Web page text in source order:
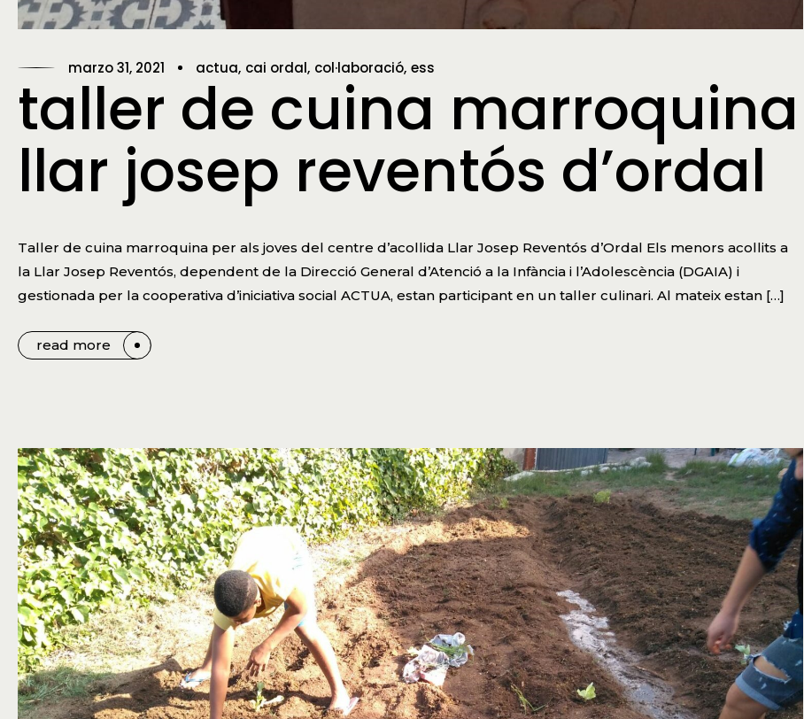
marzo 31, 2021 actua cai ordal col·laboració ess
taller de cuina marroquina
llar josep reventós d’ordal
Taller de cuina marroquina per als joves del centre d’acollida Llar Josep Reventós d’Ordal Els menors acollits a
la Llar Josep Reventós, dependent de la Direcció General d’Atenció a la Infància i l’Adolescència (DGAIA) i
gestionada per la cooperativa d’iniciativa social ACTUA, estan participant en un taller culinari. Al mateix estan […]
read more